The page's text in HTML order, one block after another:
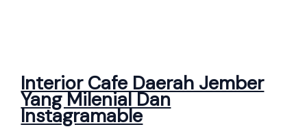
Interior Cafe Daerah Jember
Yang Milenial Dan
Instagramable